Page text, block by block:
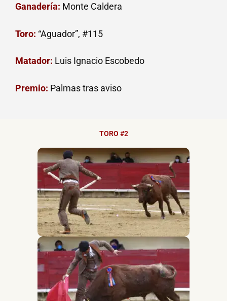
Ganadería: Monte Caldera
Toro: “Aguador”, #115
Matador: Luis Ignacio Escobedo
Premio: Palmas tras aviso
TORO #2